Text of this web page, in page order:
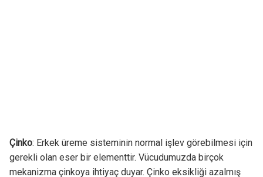
Çinko: Erkek üreme sisteminin normal işlev görebilmesi için
gerekli olan eser bir elementtir. Vücudumuzda birçok
mekanizma çinkoya ihtiyaç duyar. Çinko eksikliği azalmış